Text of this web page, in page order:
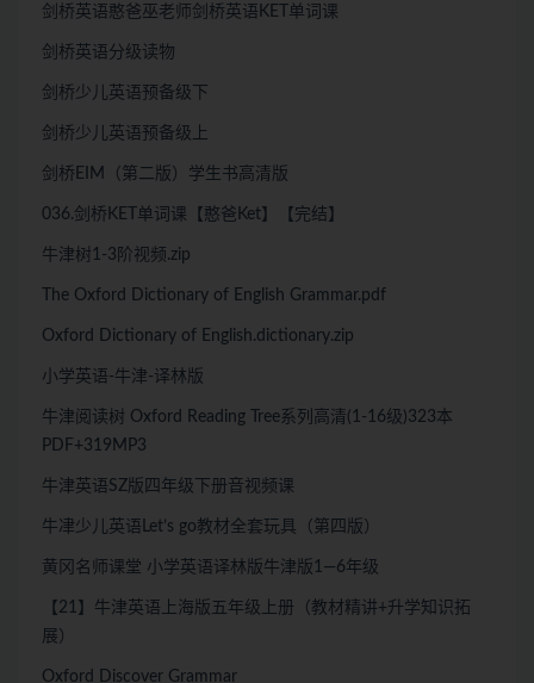
剑桥英语憨爸巫老师剑桥英语KET单词课
剑桥英语分级读物
剑桥少儿英语预备级下
剑桥少儿英语预备级上
剑桥EIM（第二版）学生书高清版
036.剑桥KET单词课【憨爸Ket】【完结】
牛津树1-3阶视频.zip
The Oxford Dictionary of English Grammar.pdf
Oxford Dictionary of English.dictionary.zip
小学英语-牛津-译林版
牛津阅读树 Oxford Reading Tree系列高清(1-16级)323本
PDF+319MP3
牛津英语SZ版四年级下册音视频课
牛冿少儿英语Let’s go教材全套玩具（第四版）
黄冈名师课堂 小学英语译林版牛津版1—6年级
【21】牛津英语上海版五年级上册（教材精讲+升学知识拓
展）
Oxford Discover Grammar